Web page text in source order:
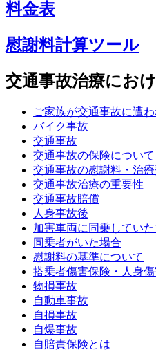
料金表
慰謝料計算ツール
交通事故治療にお
ご家族が交通事故に遭
バイク事故
交通事故
交通事故の保険について
交通事故の慰謝料・治
交通事故治療の重要性
交通事故賠償
人身事故後
加害車両に同乗してい
同乗者がいた場合
慰謝料の基準について
搭乗者傷害保険・人身
物損事故
自動車事故
自損事故
自爆事故
自賠責保険とは